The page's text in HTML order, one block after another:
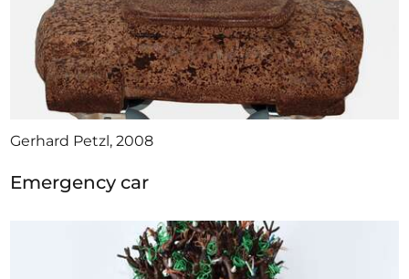
Gerhard Petzl, 2008
Emergency car